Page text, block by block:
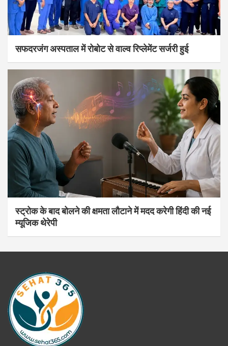
सफदरजंग अस्पताल में रोबोट से वाल्व रिप्लेमेंट सर्जरी हुई
स्ट्रोक के बाद बोलने की क्षमता लौटाने में मदद करेगी हिंदी की नई
म्यूजिक थेरेपी